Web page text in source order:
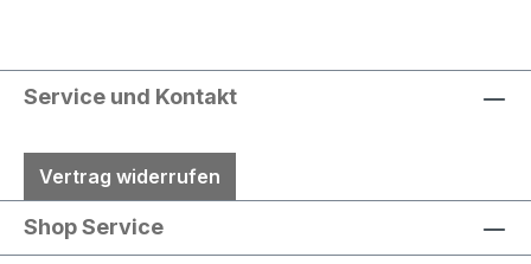
Service und Kontakt
Vertrag widerrufen
Shop Service